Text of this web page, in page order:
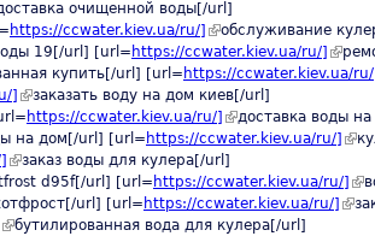
is external)очищенной воды[/url]
https://ccwater.kiev.ua/ru/] (link is external)
обслуживание
19[/url] [url= https://ccwater.kiev.ua/ru/] (link
купить[/url] [url= https://ccwater.kiev.ua/
] (link is external)
заказать воду на дом киев[/url]
https://ccwater.kiev.ua/ru/] (link is external)
доставка воды
на дом[/url] [url= https://ccwater.kiev.ua/ru/]
(link is external)
заказ воды для кулера[/url]
d95f[/url] [url= https://ccwater.kiev.ua/ru/]
url] [url= https://ccwater.kiev.ua/ru/] (link
(link is external)
бутилированная вода для кулера[/url]